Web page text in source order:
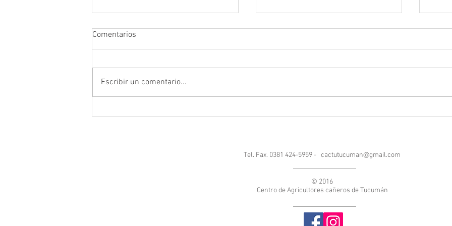
SOLICITADA
Comentarios
Escribir un comentario...
Tel. Fax. 0381 424-5959 - cactutucuman@gmail.com
© 2016
Centro de Agricultores cañeros de Tucumán